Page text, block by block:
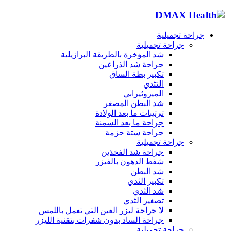
جراحة تجميلية
جراحة تجميلية
شد المؤخرة بالطريقة البرازيلية
جراحة شد الذراعين
تكبير بطة الساق
التثدي
الميزوثيرابي
شد البطن المصغر
ترتيبات ما بعد الولادة
جراحة ما بعد السمنة
جراحة ستة حزمة
جراحة تجميلية
جراحة شد الفخذين
شفط الدهون بالفيزر
شد البطن
تكبير الثدي
شد الثدي
تصغير الثدي
لا جراحة ليزر العين التي تعمل باللمس
جراحة الساد بدون شفرات بتقنية الليزر